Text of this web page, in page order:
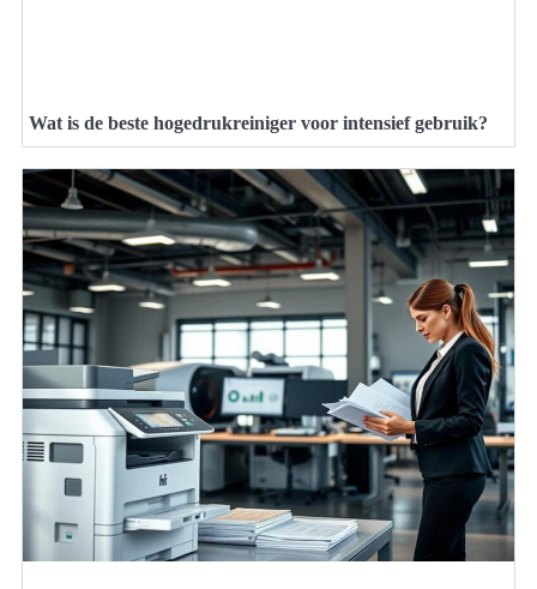
Wat is de beste hogedrukreiniger voor intensief gebruik?